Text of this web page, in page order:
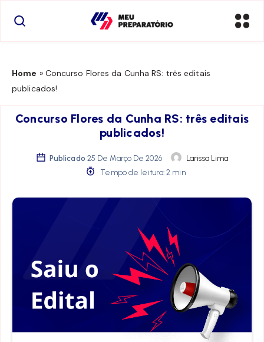
Home » Concurso Flores da Cunha RS: três editais
publicados!
Concurso Flores da Cunha RS: três editais
publicados!
Publicado 25 De Março De 2026
Larissa Lima
Tempo de leitura: 2 min